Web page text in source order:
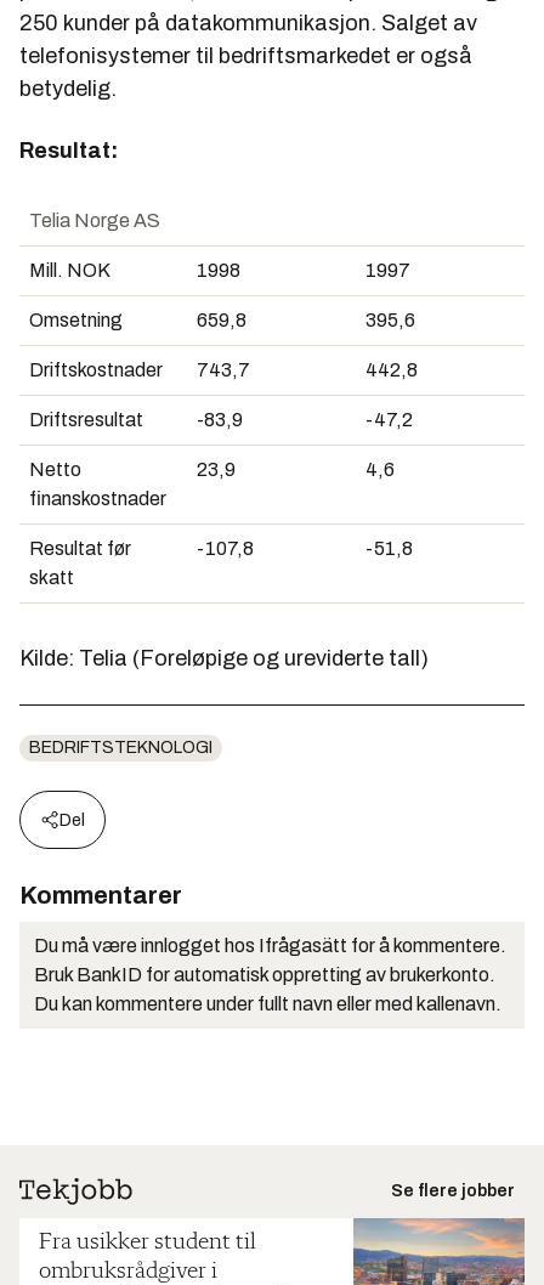
250 kunder på datakommunikasjon. Salget av
telefonisystemer til bedriftsmarkedet er også
betydelig.
Resultat:
Telia Norge AS
Mill. NOK 1998 1997
Omsetning 659,8 395,6
Driftskostnader 743,7 442,8
Driftsresultat -83,9 -47,2
Netto
finanskostnader
23,9 4,6
Resultat før
skatt
-107,8 -51,8
Kilde: Telia (Foreløpige og ureviderte tall)
BEDRIFTSTEKNOLOGI
Del
Kommentarer
Du må være innlogget hos Ifrågasätt for å kommentere.
Bruk BankID for automatisk oppretting av brukerkonto.
Du kan kommentere under fullt navn eller med kallenavn.
Se flere jobber
Fra usikker student til
ombruksrådgiver i